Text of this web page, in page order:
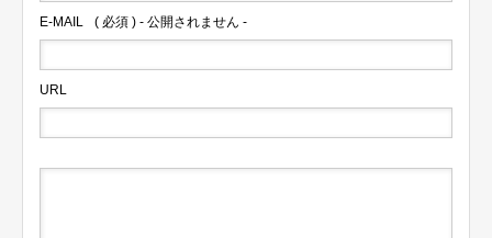
E-MAIL ( 必須 ) - 公開されません -
URL